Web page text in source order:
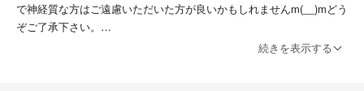
で神経質な方はご遠慮いただいた方が良いかもしれませんm(__)mどう
ぞご了承下さい。
ペットはかっていませんし、喫煙者もおりません。続きを表示する